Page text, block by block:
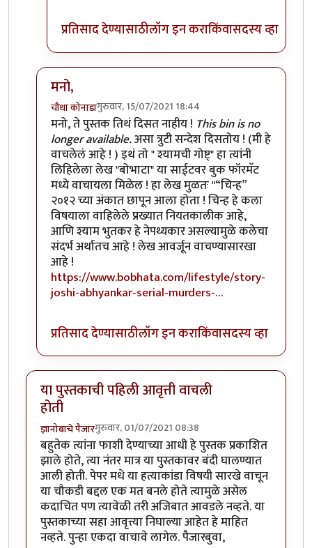
प्रतिसाद देण्यासाठीलॉग इन कराकिंवासदस्य व्हा
मनो,
चौथा कोनाडागुरुवार, 15/07/2021 18:44
In reply toश्याम भूतकर यांनी याविषयीbyमनो
मनो, ते पुस्तक तिथं दिसत नाहीय ! This bin is no
longer available.असा त्रुटी सन्देश दिसतोय ! (मी हे
वाचलेलं आहे ! ) इथं तो " श्यामची गोष्ट्" हा त्यांनी
लिहिलेला लेख "बोभाटा" या साईटवर बुक फॉरमॅट
मध्ये वाचायला मिळेल ! हा लेख मुळतः "“चिन्ह”
२०१२ च्या अंकात छापून आला होता ! चिन्ह हे कला
विषयाला वाहिलेले प्रख्यात नियतकालीक आहे,
आणि श्याम भुतकर हे नेपथ्यकार असल्यामुळे कलेचा
संदर्भ अर्थातच आहे ! लेख आवर्जून वाचण्यासारखा
आहे !
https://www.bobhata.com/lifestyle/story-
joshi-abhyankar-serial-murders-…
प्रतिसाद देण्यासाठीलॉग इन कराकिंवासदस्य व्हा
या पुस्तकाची पहिली आवृत्ती वाचली
होती
ज्ञानोबाचे पैजारगुरुवार, 01/07/2021 08:38
बहुतेक त्यांना फाशी देण्याच्या आधी हे पुस्तक प्रकाशित
झाले होते, त्या नंतर मात्र या पुस्तकावर बंदी घालण्यात
आली होती. पेपर मधे या हत्याकांडा विषयी सारखे वाचून
या चौकडी बद्दल एक मत बनले होते त्यामुळे असेल
कदाचित पण त्यावेळी तरी अजिबात आवडले नव्हते. या
पुस्तकाच्या सहा आवृत्त्या निघाल्या आहेत हे माहित
नव्हते. पुन्हा एकदा वाचावे लागेल. पैजारबुवा,